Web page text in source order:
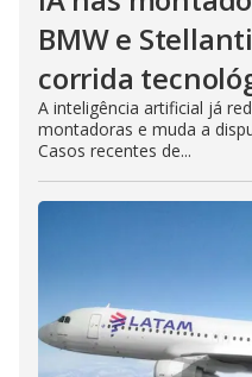
BMW e
corrida
A inteligência artificial já
montadoras e muda a
Casos recentes de...